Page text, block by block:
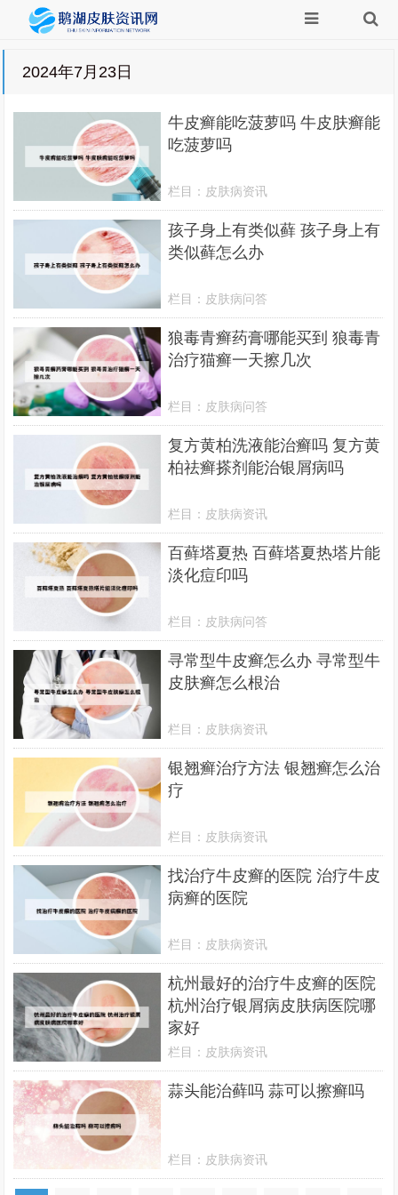
2024年7月23日
牛皮癣能吃菠萝吗 牛皮肤癣能
吃菠萝吗
栏目： 皮肤病资讯
孩子身上有类似藓 孩子身上有
类似藓怎么办
栏目： 皮肤病问答
狼毒青癣药膏哪能买到 狼毒青
治疗猫癣一天擦几次
栏目： 皮肤病问答
复方黄柏洗液能治癣吗 复方黄
柏祛癣搽剂能治银屑病吗
栏目： 皮肤病资讯
百藓塔夏热 百藓塔夏热塔片能
淡化痘印吗
栏目： 皮肤病问答
寻常型牛皮癣怎么办 寻常型牛
皮肤癣怎么根治
栏目： 皮肤病资讯
银翘癣治疗方法 银翘癣怎么治
疗
栏目： 皮肤病资讯
找治疗牛皮癣的医院 治疗牛皮
病癣的医院
栏目： 皮肤病资讯
杭州最好的治疗牛皮癣的医院
杭州治疗银屑病皮肤病医院哪
家好
栏目： 皮肤病资讯
蒜头能治藓吗 蒜可以擦癣吗
栏目： 皮肤病资讯